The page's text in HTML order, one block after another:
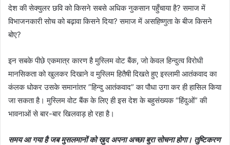
देश की सेक्युलर छवि को किसने सबसे अधिक नुकसान पहुँचाया है? समाज में
विभाजनकारी सोच को बढ़ावा किसने दिया? समाज में असहिष्णुता के बीज किसने
बोए?
इन सबके पीछे एकमात्र कारण है मुस्लिम वोट बैंक, जो केवल हिन्दुत्व विरोधी
मानसिकता को खुलकर दिखाने व मुस्लिम हितैषी दिखते हुए इस्लामी आतंकवाद का
कंलक धोकर उसके समानांतर ”हिन्दु आतंकवाद” का पौधा उगा कर ही हासिल किया
जा सकता है। मुस्लिम वोट बैंक के लिए ही इस देश के बहुसंख्यक “हिंदुओं” की
भावनाओं से बार-बार खिलवाड़ हो रहा है।
समय आ गया है जब मुसलमानों को ख़ुद अपना अच्छा बुरा सोचना होगा। तुष्टिकरण